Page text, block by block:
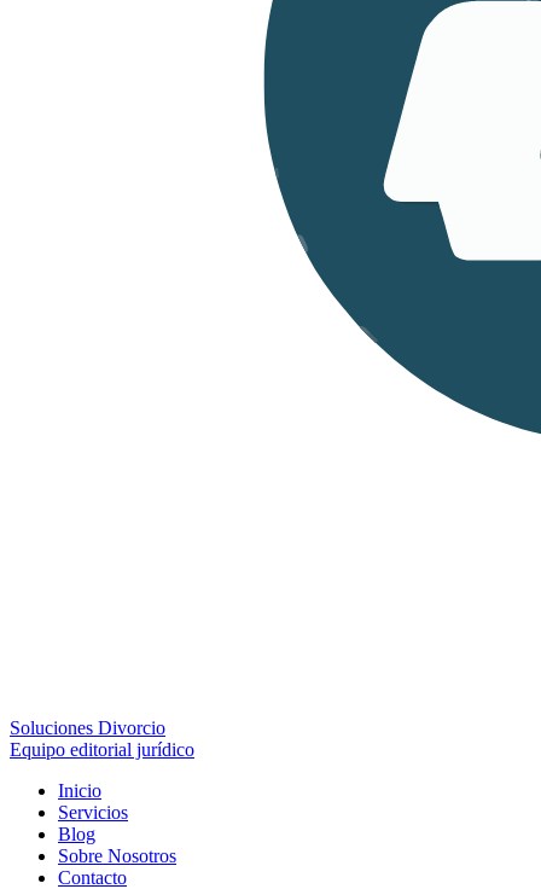
Soluciones Divorcio
Equipo editorial jurídico
Inicio
Servicios
Blog
Sobre Nosotros
Contacto